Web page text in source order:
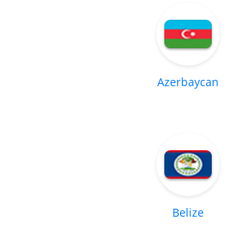
Azerbaycan
Belize